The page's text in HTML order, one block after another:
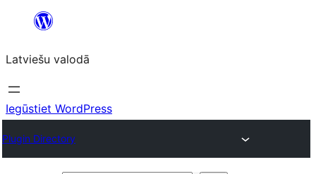
Pāriet
saturu
Latviešu valodā
Iegūstiet WordPress
Plugin Directory